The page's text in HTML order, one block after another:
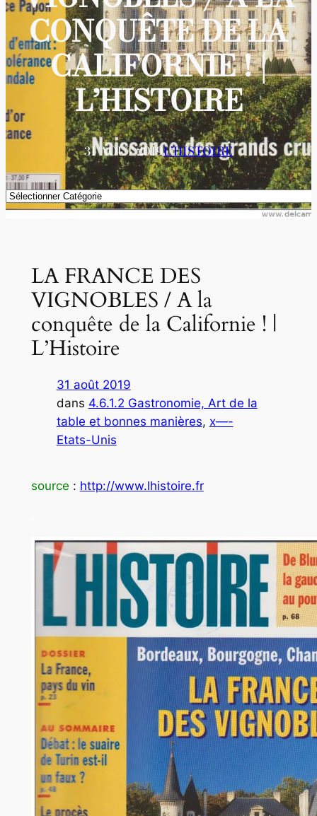
CONQUÊTE DE LA
CALIFORNIE ! |
L’HISTOIRE
31 AOÛT 2019L’HISTOIRE
Catégories
LA FRANCE DES
VIGNOBLES / A la
conquête de la Californie ! |
L’Histoire
31 août 2019
dans 4.6.1.2 Gastronomie, Art de la
table et bonnes manières, x—-
Etats-Unis
source : http://www.lhistoire.fr